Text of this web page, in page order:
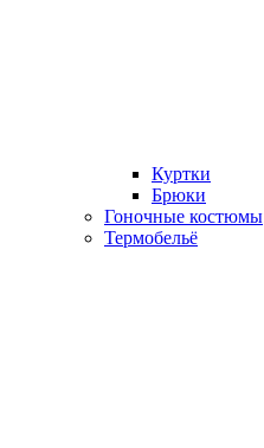
Куртки
Брюки
Гоночные костюмы
Термобельё